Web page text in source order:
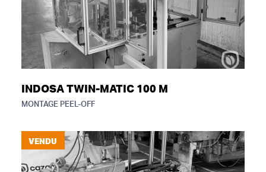
INDOSA TWIN-MATIC 100 M
MONTAGE PEEL-OFF
VENDU